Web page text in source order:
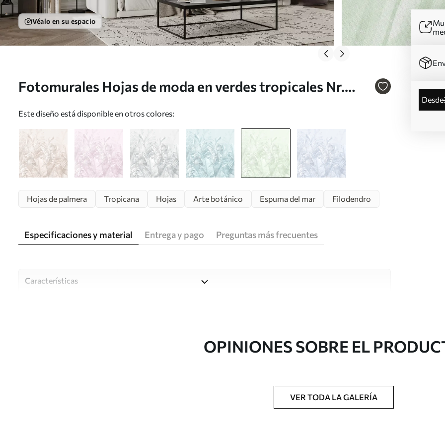
Véalo en su espacio
Fotomurales Hojas de moda en verdes tropicales Nr.
Este diseño está disponible en otros colores:
desde
Hojas de palmera Tropicana Hojas Arte botánico Espuma del mar Filodendro
Especificaciones y material Entrega y pago Preguntas más frecuentes
Características
Estudio de diseño Uwalls
Impreso bajo pedido y entregado en rollos de hasta 50 cm de ancho.
OPINIONES SOBRE EL
VER TODA LA GALERÍA